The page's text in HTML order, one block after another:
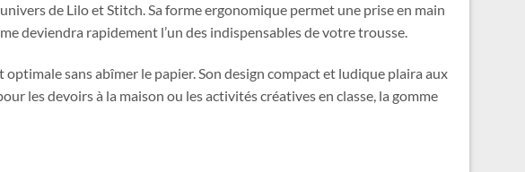
de Lilo et Stitch. Sa forme ergonomique permet une prise en main
deviendra rapidement l’un des indispensables de votre trousse.
sans abîmer le papier. Son design compact et ludique plaira aux
les devoirs à la maison ou les activités créatives en classe, la gomme